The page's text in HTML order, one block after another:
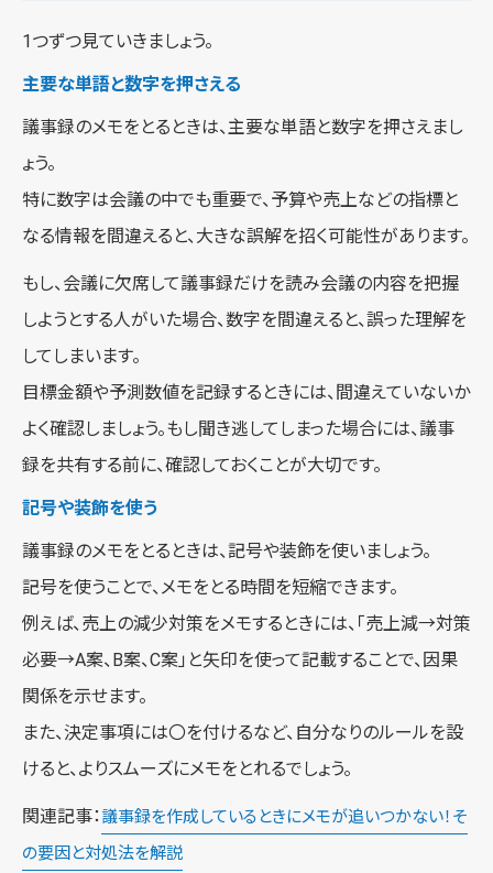
1つずつ見ていきましょう。
主要な単語と数字を押さえる
議事録のメモをとるときは、主要な単語と数字を押さえまし
ょう。
特に数字は会議の中でも重要で、予算や売上などの指標と
なる情報を間違えると、大きな誤解を招く可能性があります。
もし、会議に欠席して議事録だけを読み会議の内容を把握
しようとする人がいた場合、数字を間違えると、誤った理解を
してしまいます。
目標金額や予測数値を記録するときには、間違えていないか
よく確認しましょう。もし聞き逃してしまった場合には、議事
録を共有する前に、確認しておくことが大切です。
記号や装飾を使う
議事録のメモをとるときは、記号や装飾を使いましょう。
記号を使うことで、メモをとる時間を短縮できます。
例えば、売上の減少対策をメモするときには、「売上減→対策
必要→A案、B案、C案」と矢印を使って記載することで、因果
関係を示せます。
また、決定事項には〇を付けるなど、自分なりのルールを設
けると、よりスムーズにメモをとれるでしょう。
関連記事： 議事録を作成しているときにメモが追いつかない！そ
の要因と対処法を解説